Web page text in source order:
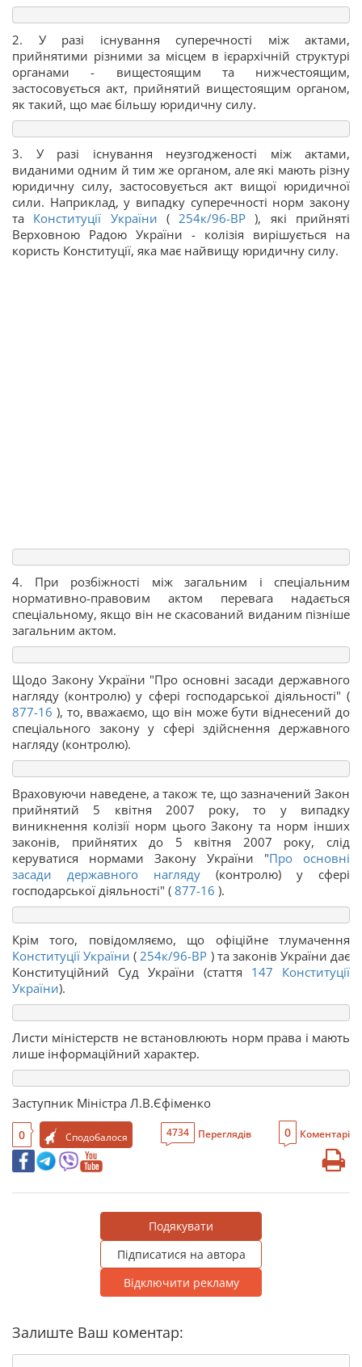
2. У разі існування суперечності між актами,
прийнятими різними за місцем в ієрархічній структурі
органами - вищестоящим та нижчестоящим,
застосовується акт, прийнятий вищестоящим органом,
як такий, що має більшу юридичну силу.
3. У разі існування неузгодженості між актами,
виданими одним й тим же органом, але які мають різну
юридичну силу, застосовується акт вищої юридичної
сили. Наприклад, у випадку суперечності норм закону
та Конституції України (254к/96-ВР ), які прийняті
Верховною Радою України - колізія вирішується на
користь Конституції, яка має найвищу юридичну силу.
4. При розбіжності між загальним і спеціальним
нормативно-правовим актом перевага надається
спеціальному, якщо він не скасований виданим пізніше
загальним актом.
Щодо Закону України "Про основні засади державного
нагляду (контролю) у сфері господарської діяльності" (
877-16 ), то, вважаємо, що він може бути віднесений до
спеціального закону у сфері здійснення державного
нагляду (контролю).
Враховуючи наведене, а також те, що зазначений Закон
прийнятий 5 квітня 2007 року, то у випадку
виникнення колізії норм цього Закону та норм інших
законів, прийнятих до 5 квітня 2007 року, слід
керуватися нормами Закону України "Про основні
засади державного нагляду (контролю) у сфері
господарської діяльності" ( 877-16 ).
Крім того, повідомляємо, що офіційне тлумачення
Конституції України (254к/96-ВР ) та законів України дає
Конституційний Суд України (стаття 147 Конституції
України).
Листи міністерств не встановлюють норм права і мають
лише інформаційний характер.
Заступник Міністра Л.В.Єфіменко
0 Сподобалося 4734 Переглядів 0 Коментарі
Подякувати
Підписатися на автора
Відключити рекламу
Залиште Ваш коментар: